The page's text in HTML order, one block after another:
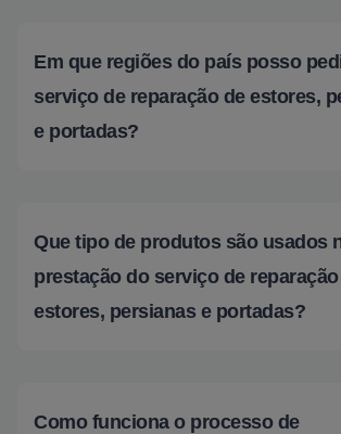
Em que regiões do país posso
serviço de reparação de estores,
e portadas?
Que tipo de produtos são usados
prestação do serviço de
estores, persianas e portadas?
Como funciona o processo de